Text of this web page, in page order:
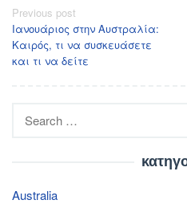
Post
navigation
Previous post
Ιανουάριος στην Αυστραλία:
Καιρός, τι να συσκευάσετε
και τι να δείτε
for:
Australia